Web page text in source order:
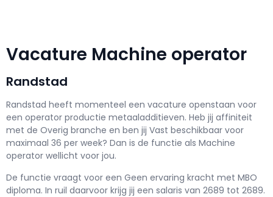
Vacature Machine operator
Randstad
Randstad heeft momenteel een vacature openstaan voor
een operator productie metaaladditieven. Heb jij affiniteit
met de Overig branche en ben jij Vast beschikbaar voor
maximaal 36 per week? Dan is de functie als Machine
operator wellicht voor jou.
De functie vraagt voor een Geen ervaring kracht met MBO
diploma. In ruil daarvoor krijg jij een salaris van 2689 tot 2689.